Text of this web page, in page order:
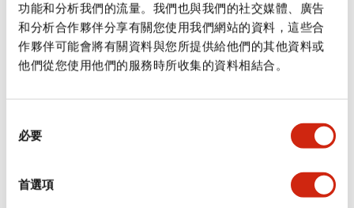
功能和分析我們的流量。我們也與我們的社交媒體、廣告
和分析合作夥伴分享有關您使用我們網站的資料，這些合
作夥伴可能會將有關資料與您所提供給他們的其他資料或
他們從您使用他們的服務時所收集的資料相結合。
必要
首選項
規格 顯示全部
審美規範
環境規範
功能規格